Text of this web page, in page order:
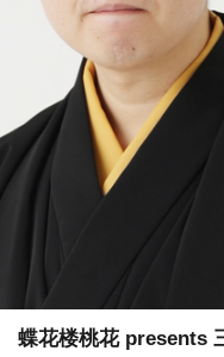
蝶花楼桃花 presents